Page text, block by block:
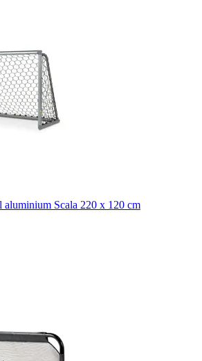
aluminium Scala 220 x 120 cm